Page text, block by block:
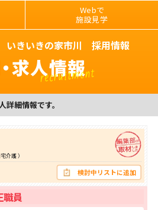
Webで
施設見学
いきいきの家市川 採用情報
求人情報
recruitment
詳細情報です。
介護 ）
検討中リストに追加
員